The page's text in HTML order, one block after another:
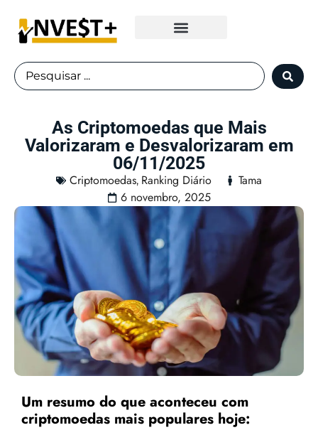
As Criptomoedas que Mais
Valorizaram e Desvalorizaram em
06/11/2025
Criptomoedas, Ranking Diário
Tama
6 novembro, 2025
Um resumo do que aconteceu com
criptomoedas mais populares hoje: